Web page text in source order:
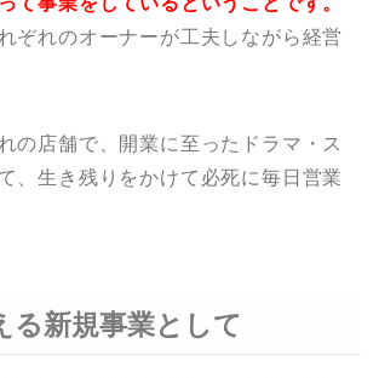
ぞれのオーナーが工夫しながら経営
の店舗で、開業に至ったドラマ・ス
、生き残りをかけて必死に毎日営業
る新規事業として